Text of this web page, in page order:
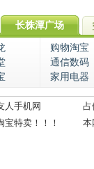
长株潭广场
购物淘宝
通信数码
家用电器
人手机网
占
宝特卖！！！ 本